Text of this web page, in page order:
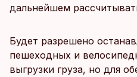
дальнейшем
Будет разрешено
пешеходных и
выгрузки груза, но для